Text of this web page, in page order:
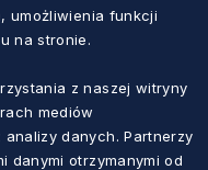
umożliwienia funkcji
na stronie.
z naszej witryny
mediów
danych. Partnerzy
danymi otrzymanymi od